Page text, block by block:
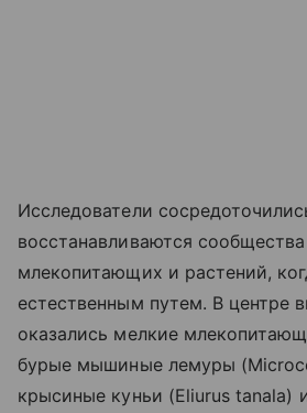
Исследователи
восстанавливаются
млекопитающих и растений,
естественным путем. В центре
оказались мелкие
бурые мышиные лемуры
крысиные куньи (Eliurus tanala)